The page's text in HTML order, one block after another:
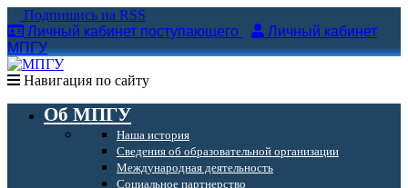
Подпишись на RSS
Личный кабинет поступающего
Личный кабинет
МПГУ
Навигация по сайту
Об МПГУ
Наша история
Сведения об образовательной организации
Международная деятельность
Социальное партнерство